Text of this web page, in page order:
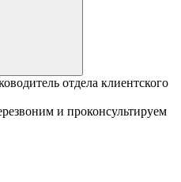
отдела клиентского
и проконсультируем